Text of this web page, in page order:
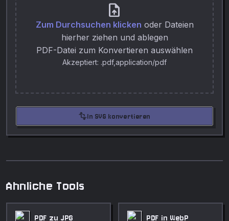
upload_file
Zum Durchsuchen klicken oder Dateien
hierher ziehen und ablegen
PDF-Datei zum Konvertieren auswählen
Akzeptiert: .pdf,application/pdf
transformIn SVG konvertieren
Ahnliche Tools
PDF zu JPG PDF in WebP